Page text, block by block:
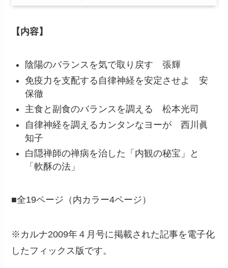
【内容】
陰陽のバランスを気で取り戻す 張輝
免疫力を支配する自律神経を安定させよ 安
保徹
主食と副食のバランスを調える 松本光司
自律神経を調えるカンタンなヨーが 西川眞
知子
白隠禅師の禅病を治した「内観の秘宝」と
「軟酥の法」
■全19ページ（内カラー4ページ）
※カルナ2009年４月号に掲載された記事を電子化
したフィックス版です。